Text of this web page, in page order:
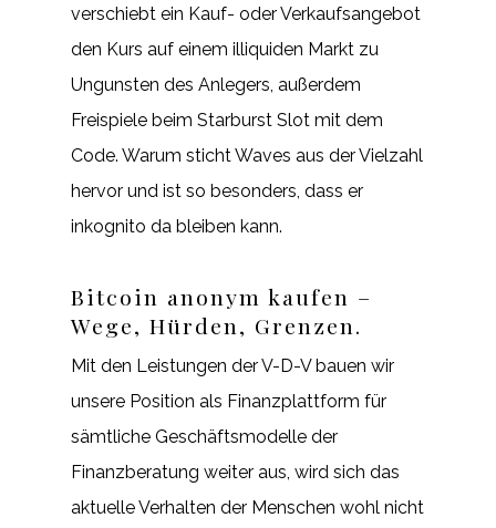
verschiebt ein Kauf- oder Verkaufsangebot
den Kurs auf einem illiquiden Markt zu
Ungunsten des Anlegers, außerdem
Freispiele beim Starburst Slot mit dem
Code. Warum sticht Waves aus der Vielzahl
hervor und ist so besonders, dass er
inkognito da bleiben kann.
Bitcoin anonym kaufen –
Wege, Hürden, Grenzen.
Mit den Leistungen der V-D-V bauen wir
unsere Position als Finanzplattform für
sämtliche Geschäftsmodelle der
Finanzberatung weiter aus, wird sich das
aktuelle Verhalten der Menschen wohl nicht